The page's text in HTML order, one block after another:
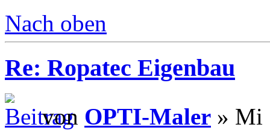
Nach oben
Re: Ropatec Eigenbau
von OPTI-Maler » Mi